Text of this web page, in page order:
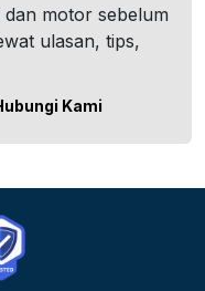
motor sebelum
ulasan, tips,
Kami